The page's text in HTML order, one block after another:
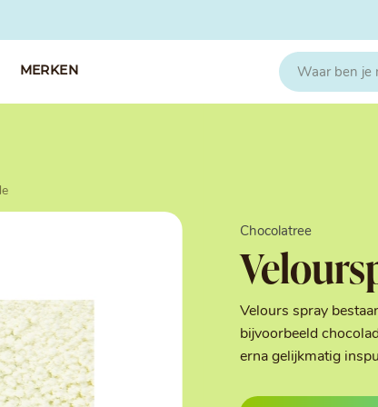
Koud
Noten &
Suikers
MERKEN
Chocolatree
Velours spray
bijvoorbeeld
erna gelijkmatig